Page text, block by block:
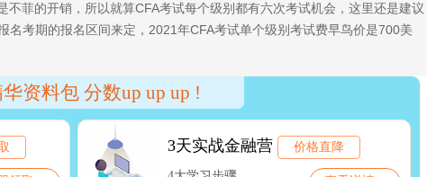
不菲的开销，所以就算CFA考试每个级别都有六次考试机会，这里还是建议
名考期的报名区间来定，2021年CFA考试单个级别考试费早鸟价是700美